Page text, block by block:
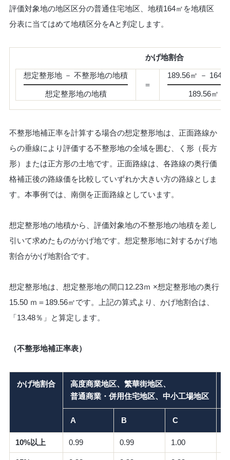
評価対象地の地区区分の普通住宅地区、地積164㎡を地積区
分表に当てはめて地積区分をAと判定します。
かげ地割合
想定整形地 － 不整形地の地積
想定整形地の地積
＝
189.56㎡ －
189.56㎡
不整形地補正率を計算する場合の想定整形地は、正面路線か
らの垂線により評価する不整形地の全域を囲む、く形（長方
形）または正方形の土地です。正面路線は、各路線の奥行価
格補正後の路線価を比較していずれか大きい方の路線としま
す。本事例では、南側を正面路線としています。
想定整形地の地積から、評価対象地の不整形地の地積を差し
引いて求めたものがかげ地です。想定整形地に対するかげ地
割合がかげ地割合です。
想定整形地は、想定整形地の間口12.23ｍ ×想定整形地の奥行
15.50 ｍ＝189.56㎡です。上記の算式より、かげ地割合は、
「13.48％」と算定します。
（不整形地補正率表）
かげ地割合
高度商業地区、繁華街地区、
普通商業・併用住宅地区、中小工場地区
A B C
10%以上 0.99 0.99 1.00